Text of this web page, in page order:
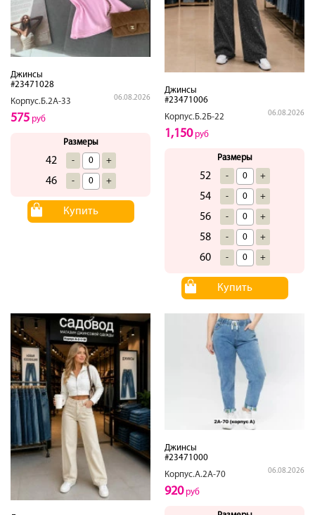
Джинсы
#23471028
Корпус.Б.2А-33
06.08.2026
575 руб
Размеры
42 - +
46 - +
Купить
Джинсы
#23471006
Корпус.Б.2Б-22
06.08.2026
1,150руб
Размеры
52 - +
54 - +
56 - +
58 - +
60 - +
Купить
Джинсы
#23471000
Корпус.А.2А-70
06.08.2026
920руб